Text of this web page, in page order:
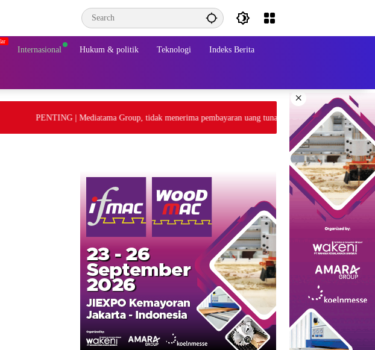
Internasional Hukum & politik Teknologi Indeks Berita
×
PENTING | Mediatama Group, tidak menerima pembayaran uang tunai. Transaksi melalui gateway